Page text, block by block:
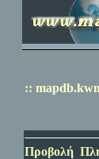
::
Προβολή